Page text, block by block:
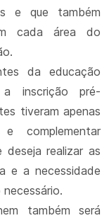
e que também
cada área do
da educação
inscrição pré-
tiveram apenas
complementar
realizar as
e a necessidade
também será